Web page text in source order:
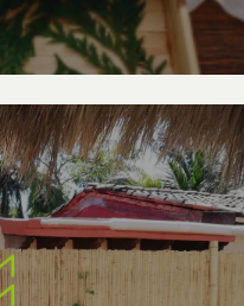
para dividir